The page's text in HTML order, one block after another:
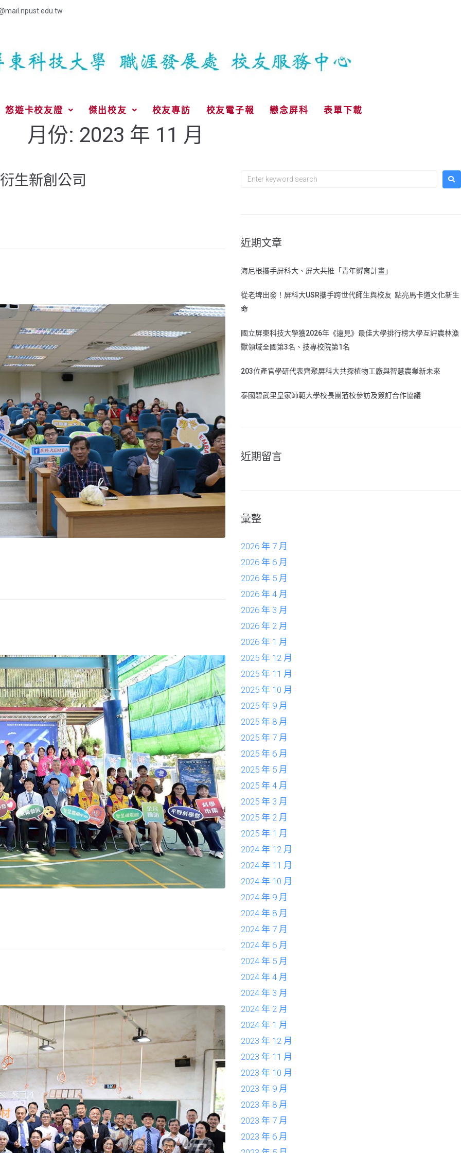
悠遊卡校友證 傑出校友 校友專訪 校友電子報 戀念屏科 表單下載
月份: 2023 年 11 月
生新創公司
近期文章
海尼根攜手屏科大、屏大共推「青年孵育計畫」
從老埤出發！屏科大USR攜手跨世代師生與校友 點亮馬卡道文化新生
命
國立屏東科技大學獲2026年《遠見》最佳大學排行榜大學互評農林漁
獸領域全國第3名、技專校院第1名
203位產官學研代表齊聚屏科大共探植物工廠與智慧農業新未來
泰國碧武里皇家師範大學校長團蒞校參訪及簽訂合作協議
近期留言
彙整
2026 年 7 月
2026 年 6 月
2026 年 5 月
2026 年 4 月
2026 年 3 月
2026 年 2 月
2026 年 1 月
2025 年 12 月
2025 年 11 月
2025 年 10 月
2025 年 9 月
2025 年 8 月
2025 年 7 月
2025 年 6 月
2025 年 5 月
2025 年 4 月
2025 年 3 月
2025 年 2 月
2025 年 1 月
2024 年 12 月
2024 年 11 月
2024 年 10 月
2024 年 9 月
2024 年 8 月
2024 年 7 月
2024 年 6 月
2024 年 5 月
2024 年 4 月
2024 年 3 月
2024 年 2 月
2024 年 1 月
2023 年 12 月
2023 年 11 月
2023 年 10 月
2023 年 9 月
2023 年 8 月
2023 年 7 月
2023 年 6 月